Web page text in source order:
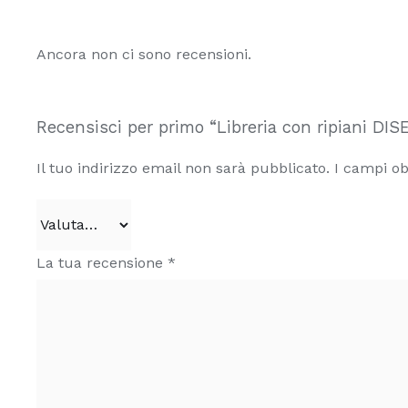
Ancora non ci sono recensioni.
Recensisci per primo “Libreria con ripiani
Il tuo indirizzo email non sarà pubblicato. I campi
La tua recensione *